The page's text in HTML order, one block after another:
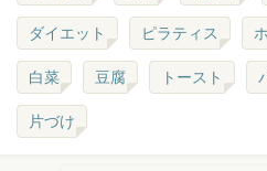
ダイエット ピラティス
白菜 豆腐 トースト
片づけ